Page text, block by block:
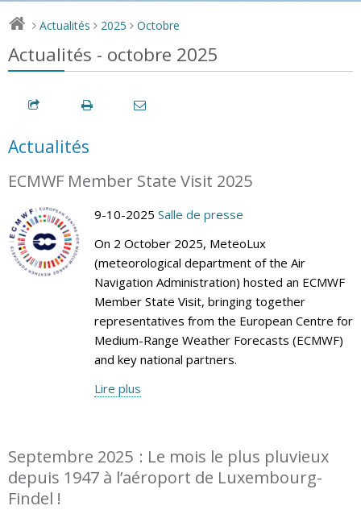
> Actualités > 2025 > Octobre
Actualités - octobre 2025
Actualités
ECMWF Member State Visit 2025
9-10-2025 Salle de presse
On 2 October 2025, MeteoLux
(meteorological department of the Air
Navigation Administration) hosted an ECMWF
Member State Visit, bringing together
representatives from the European Centre for
Medium-Range Weather Forecasts (ECMWF)
and key national partners.
Lire plus
Septembre 2025 : Le mois le plus pluvieux
depuis 1947 à l’aéroport de Luxembourg-
Findel !